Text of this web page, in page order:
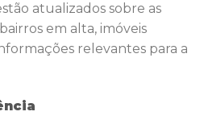
atualizados sobre as
em alta, imóveis
relevantes para a